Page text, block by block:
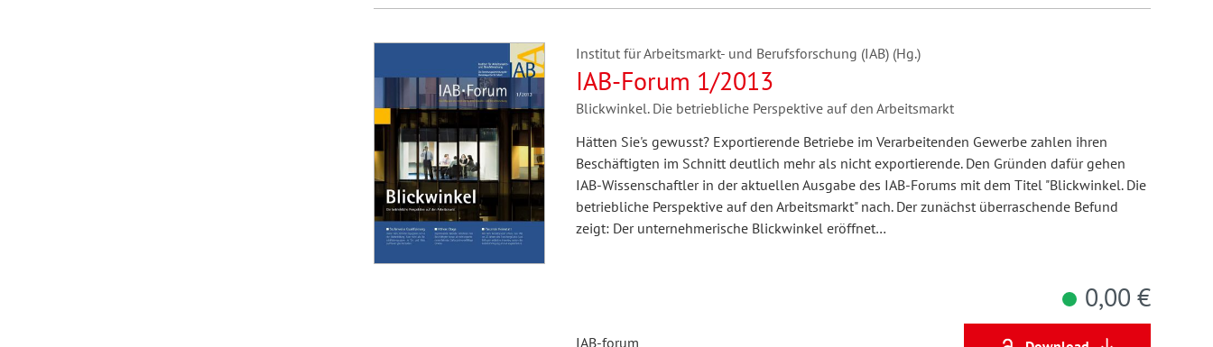
Institut für Arbeitsmarkt- und Berufsforschung (IAB) (Hg.)
IAB-Forum 1/2013
Blickwinkel. Die betriebliche Perspektive auf den Arbeitsmarkt
Hätten Sie's gewusst? Exportierende Betriebe im Verarbeitenden Gewerbe zahlen ihren
Beschäftigten im Schnitt deutlich mehr als nicht exportierende. Den Gründen dafür gehen
IAB-Wissenschaftler in der aktuellen Ausgabe des IAB-Forums mit dem Titel "Blickwinkel. Die
betriebliche Perspektive auf den Arbeitsmarkt" nach. Der zunächst überraschende Befund
zeigt: Der unternehmerische Blickwinkel eröffnet…
IAB-forum
0,00 €